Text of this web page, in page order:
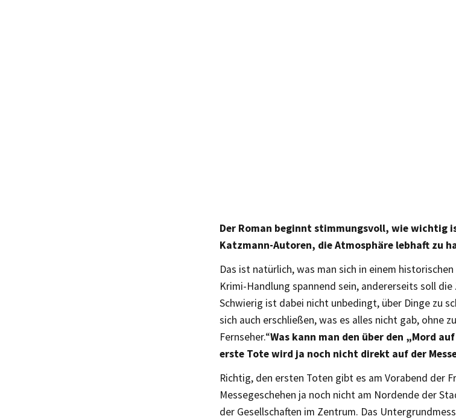
Der Roman beginnt stimmungsvoll, wie wichtig
Katzmann-Autoren, die Atmosphäre lebhaft zu
Das ist natürlich, was man sich in einem
Krimi-Handlung spannend sein, andererseits soll
Schwierig ist dabei nicht unbedingt, über Dinge zu
sich auch erschließen, was es alles nicht gab, ohne
Fernseher.“Was kann man den über den „Mord
erste Tote wird ja noch nicht direkt auf der
Richtig, den ersten Toten gibt es am Vorabend der
Messegeschehen ja noch nicht am Nordende der
der Gesellschaften im Zentrum. Das